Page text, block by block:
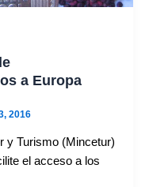
a Europa
2016
y Turismo (Mincetur)
el acceso a los